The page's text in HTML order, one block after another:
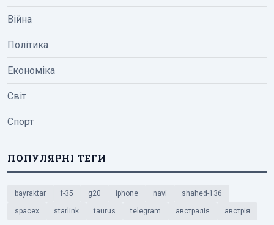
Війна
Політика
Економіка
Світ
Спорт
ПОПУЛЯРНІ ТЕГИ
bayraktar f-35 g20 iphone navi shahed-136
spacex starlink taurus telegram австралія австрія